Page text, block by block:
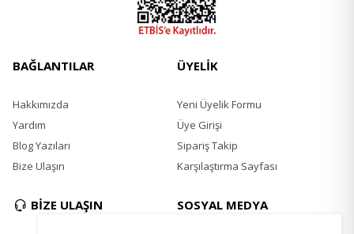
BAĞLANTILAR
Hakkımızda
Yardım
Blog Yazıları
Bize Ulaşın
ÜYELİK
Yeni Üyelik Formu
Üye Girişi
Sipariş Takip
Karşılaştırma Sayfası
BİZE ULAŞIN SOSYAL MEDYA